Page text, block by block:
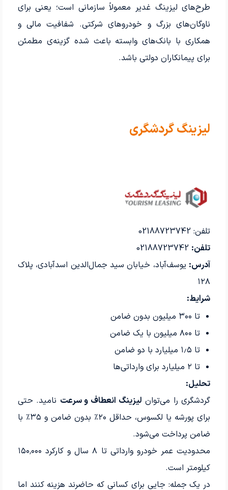
طرح‌های لیزینگ غدیر معمولاً سازمانی است؛ یعنی برای
ناوگان‌های بزرگ و خودروهای شرکتی. شفافیت مالی و
همکاری با بانک‌های وابسته باعث شده گزینه‌ی مطمئن
برای پیمانکاران دولتی باشد.
لیزینگ گردشگری
تلفن: 02188723742
تلفن:
آدرس: یوسف‌آباد، خیابان سید جمال‌الدین اسدآبادی، پلاک
۱۲۸
شرایط:
تا ۳۰۰ میلیون بدون ضامن
تا ۸۰۰ میلیون با یک ضامن
تا ۱٫۵ میلیارد با دو ضامن
تا ۲ میلیارد برای وارداتی‌ها
تحلیل:
گردشگری را می‌توان لیزینگ انعطاف و سرعت نامید. حتی
برای پورشه یا لکسوس، حداقل ۲۰٪ بدون ضامن و ۳۵٪ با
ضامن پرداخت می‌شود.
محدودیت عمر خودرو وارداتی تا ۸ سال و کارکرد ۱۵۰٬۰۰۰
کیلومتر است.
در یک جمله: جایی برای کسانی که حاضرند هزینه کنند اما